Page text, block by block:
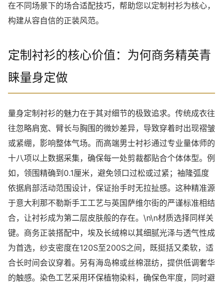
在不同场景下的场合适配技巧，帮助您以定制衬衫为核心，
构建从容自信的正装风范。
定制衬衫的核心价值：为何商务精英青
睐量身定做
量身定制衬衫的魅力在于其对细节的极致追求。传统成衣往
往忽略肩宽、臂长与胸围的微妙差异，导致穿着时出现褶皱
或紧绷，影响整体气场。而高端男士衬衫通过专业量体师的
十八项以上数据采集，确保每一处剪裁都贴合个体体型。例
如，领围精确到0.1厘米，避免领口过松或过紧；袖隆弧度
依据肩部活动范围设计，保证抬手时无拉扯感。这种精准源
于意大利那不勒斯手工工艺与英国萨维尔街的严谨标准相结
合，让衬衫成为第二层皮肤般的存在。\n\n材质选择同样关
键。商务正装搭配中，埃及长绒棉以其细腻光泽与透气性成
为首选，纱支密度在120S至200S之间，既挺括又柔软，适
合长时间会议穿着。另有海岛棉或丝棉混纺，提供低调奢华
的触感。染色工艺采用环保植物染料，确保色牢度，同时避